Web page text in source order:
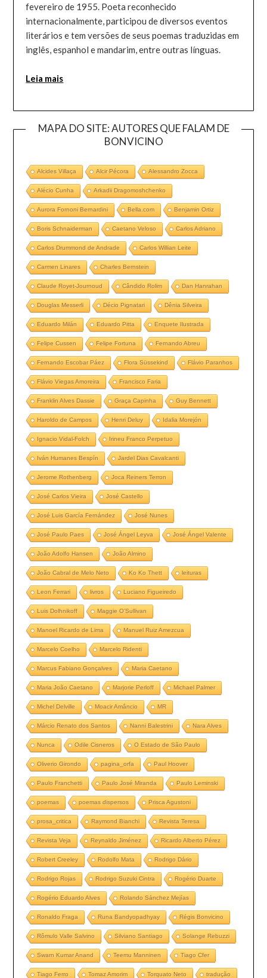
fevereiro de 1955. Poeta reconhecido
internacionalmente, participou de diversos eventos
literários e tem versões de seus poemas traduzidas em
inglês, espanhol e mandarim, entre outras línguas.
Leia mais
MAPA DO SITE: AUTORES QUE FALAM DE
BONVICINO
Alcides Villaça Alcir Pécora Alessandro Zocca
Alécio Cunha Arkadii Dragomoshchenko
Aurora Fornoni Bernardini Bella.com Benjamin Ortiz
Boris Schnaiderman Caetano Veloso Carlos Adriano
Carlos Drummond de Andrade Carlos Willian Leite
Carmen Linares Charles Bernstein
Claude Royet-Journoud Cândido Rolim Dan Hanrahan
Douglas Messerli Décio Pignatari Dênia Silveira
Eduardo Milán Eduardo Pitta Enquete Ilustrada
Felipe Cussen Felipe Fortuna Fernando Abreu
Fernando Escobar Páez Flora Süssekind Flávio Paranhos
Flávio Viegas Amoreira Francisco Faria
Franklin Alves Dassie Graça Capinha Guy Bennett
Haroldo de Campos Henri Deluy Idalia Morejón
Ignacio Vidal-Folch Irineu Franco Perpetuo
Iván Humanes Bespín Jardel Dias Cavalcanti
Jerome Rothenberg Joca Reiners Terron
José Carlos Vieira José Castello
José Luis García Fernández José Nunes
José Paulo Paes José Ángel Leyva José Ángel Valente
João Adolfo Hansen João Almino
João Cabral de Melo Neto Ko Ko Thett leituras
Leon Ferrari livros Luciano Figueiredo
Luis Dolhnikoff Maggie O’Sullivan
Manoel Ricardo de Lima Manuel Ruiz Amezcua
Marcelo Coelho Marcelo Ridenti
Marcus Fabiano Gonçalves Maria Caetano
Maria João Caetano Marjorie Perloff Michael Palmer
Michel Delville Moacir Amâncio MR
Márcio Renato dos Santos Nanni Balestrini Nara Alves
Nunca Odile Cisneros O Estado de São Paulo
Oliverio Girondo pagina_orfa Paul Hoover
Paulo Franchetti Paulo José Miranda Paulo Leminski
poemas poemas dispersos Prisca Agustoni
prosa_critica Raymond Bianchi Revista Teresa
Revista Veja Reynaldo Jiménez Ricardo Alberto Pérez
Robert Creeley Rodolfo Mata Rodrigo Dário
Rodrigo Rojas Rodrigo Suzuki Cintra Rogério Duarte
Rogério Eduardo Alves Rolando Sánchez Mejías
Ronaldo Fraga Runa Bandyopadhyay Régis Bonvicino
Rômulo Valle Salvino Silviano Santiago Solange Rebuzzi
Swarn Kumar Anand Teemu Manninen Tiago Cfer
Tiago Ferro Tomaz Amorim Torquato Neto tradução